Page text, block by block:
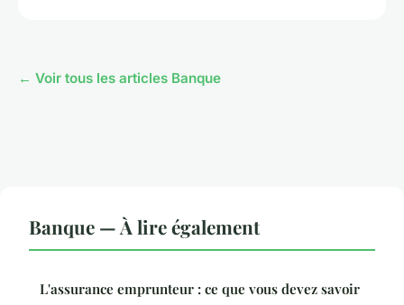
← Voir tous les articles Banque
Banque — À lire également
L'assurance emprunteur : ce que vous devez savoir